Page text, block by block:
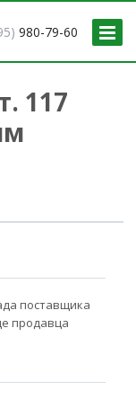
980-79-60
117
поставщика
продавца